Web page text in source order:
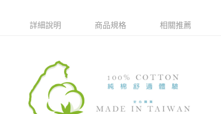
ATM付款
全家取貨付款
每筆NT$80，滿NT$899(含以上)免運費
付款後全家取貨
每筆NT$80，滿NT$859(含以上)免運費
詳細說明 商品規格 相關推薦